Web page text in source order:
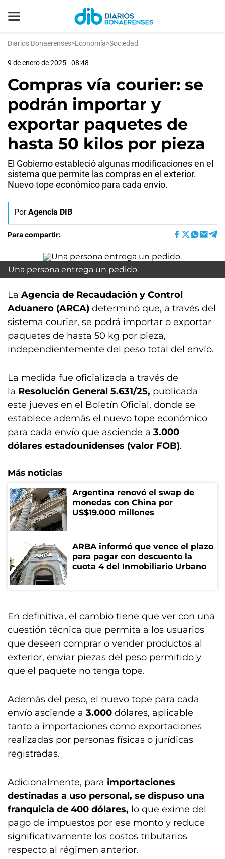
Diarios Bonaerenses>Economía>Sociedad
9 de enero de 2025 - 08:48
Compras vía courier: se
podrán importar y
exportar paquetes de
hasta 50 kilos por pieza
El Gobierno estableció algunas modificaciones en el
sistema que permite las compras en el exterior.
Nuevo tope económico para cada envío.
Por Agencia DIB
Para compartir:
Una persona entrega un pedido.
La Agencia de Recaudación y Control
Aduanero (ARCA) determinó que, a través del
sistema courier, se podrá importar o exportar
paquetes de hasta 50 kg por pieza,
independientemente del peso total del envío.
La medida fue oficializada a través de
la Resolución General 5.631/25, publicada
este jueves en el Boletín Oficial, donde se
establece además el nuevo tope económico
para cada envío que asciende a 3.000
dólares estadounidenses (valor FOB).
Más noticias
Argentina renovó el swap de
monedas con China por
US$19.000 millones
ARBA informó que vence el plazo
para pagar con descuento la
cuota 4 del Inmobiliario Urbano
En definitiva, el cambio tiene que ver con una
cuestión técnica que permita a los usuarios
que deseen comprar o vender productos al
exterior, enviar piezas del peso permitido y
que el paquete no tenga tope.
Además del peso, el nuevo tope para cada
envío asciende a 3.000 dólares, aplicable
tanto a importaciones como exportaciones
realizadas por personas físicas o jurídicas
registradas.
Adicionalmente, para importaciones
destinadas a uso personal, se dispuso una
franquicia de 400 dólares, lo que exime del
pago de impuestos por ese monto y reduce
significativamente los costos tributarios
respecto al régimen anterior.